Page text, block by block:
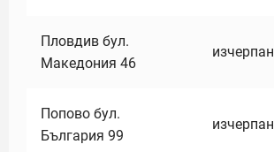
Пловдив бул.
Македония 46
изчерпан
Попово бул.
България 99
изчерпан